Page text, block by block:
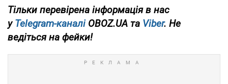
Тільки перевірена інформація в нас
уTelegram-каналіOBOZ.UA та Viber. Не
ведіться на фейки!